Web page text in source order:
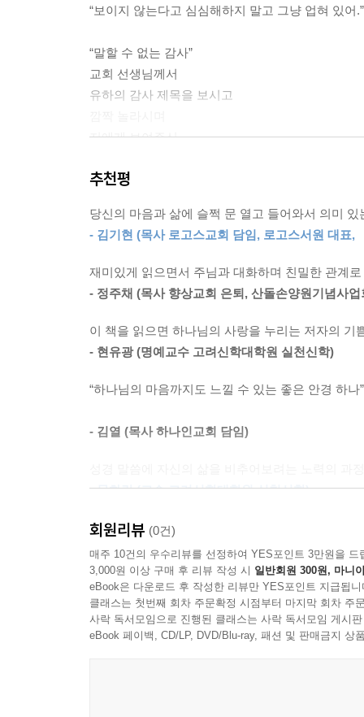
“보이지 않는다고 심심해하지 말고 그냥 업혀 있어
“말할 수 없는 감사”
교회 선생님께서
유하의 감사 제목을 보시고
저에게 보여주신
유하는 감사 제목도 비밀입니다. --- p. 54
아내에게 미안하다고 말하면
‘무엇이 미안한지’ 말하라고 합니다.
사실 무엇 때문에 아내가 화가 났는지
모를 때가 더 많습니다.
미안하다고 말하기로 결정합니다.
그렇게 말하다 보면
미안하다는 말이 더 화나게 할 때도 있습니다.
아내의 마음을 놓치고 싶지 않은
감사에 대한 주제로 설교하면
그 주간에 감사에 대한 시험이 온다는 경험.
무척 도전이 되었습니다.
저도 여러 번 경험했던 부분인데
친구와 대화하는 중에 생각 정리가 되었습니다.
추천평
당신의 마음과 삶에 슬쩍 문 열고 들어와서 의미
- 김기현 (목사 로고스교회 담임, 로고스서원 대표,
재미있게 읽으면서 주님과 대화하며 친밀한 관계
- 정주채 (목사 향상교회 은퇴, 산돌손양원기념사업
이 책을 읽으면 하나님의 사랑을 누리는 저자의 기
- 현유광 (명예교수 고려신학대학원 실천신학)
“하나님의 마음까지도 느낄 수 있는 좋은 안경 하나
- 김열 (목사 하나인교회 담임)
- 문화랑 (교수 고려신학대학원 실천신학)
요즈음 세간의 베스트셀러들을 보면 그 글이,
알맹이가 확~땡기는…그냥, 알겠는…이 기법이
아빠가 궁디를 토닥이는 것처럼 쉬운 감정 언어
토닥, 토닥, 토닥… 그것도 매일, 매일… 그것도 일
흘러갈…
- 이애실 (사모 생터성경사역원 대표『어? 성경이
회원리뷰 (0건)
매주 10건의 우수리뷰를 선정하여 YES포인트 3만원을 드
3,000원 이상 구매 후 리뷰 작성 시 일반회원 300원, 마니
eBook은 다운로드 후 작성한 리뷰만 YES포인트 지급됩니
클래스는 첫번째 회차 주문확정 시점부터 마지막 회차 주
사락 독서모임으로 진행된 클래스는 사락 독서모임 게시
eBook 페이백, CD/LP, DVD/Blu-ray, 패션 및 판매금지 상